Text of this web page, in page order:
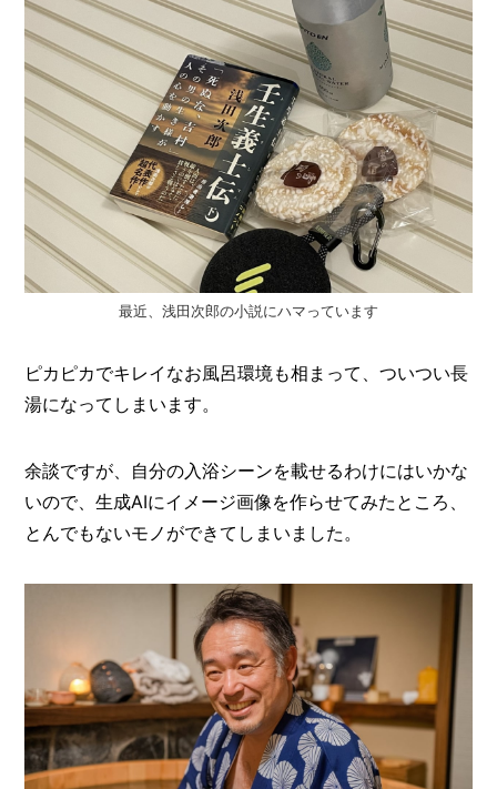
最近、浅田次郎の小説にハマっています
ピカピカでキレイなお風呂環境も相まって、ついつい長
湯になってしまいます。
余談ですが、自分の入浴シーンを載せるわけにはいかな
いので、生成AIにイメージ画像を作らせてみたところ、
とんでもないモノができてしまいました。